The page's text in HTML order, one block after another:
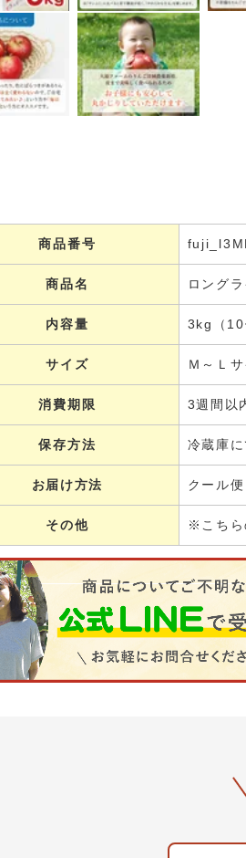
商品番号
商品名 ロング
内容量 3kg（10
サイズ Ｍ～Ｌ
消費期限 3週間以
保存方法 冷蔵庫
お届け方法 クール便
その他 ※こちら